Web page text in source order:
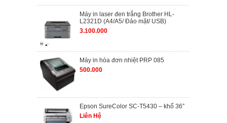
Máy in laser đen trắng Brother HL-
L2321D (A4/A5/ Đảo mặt/ USB)
3.100.000
Máy in hóa đơn nhiệt PRP 085
500.000
Epson SureColor SC-T5430 – khổ 36”
Liên Hệ